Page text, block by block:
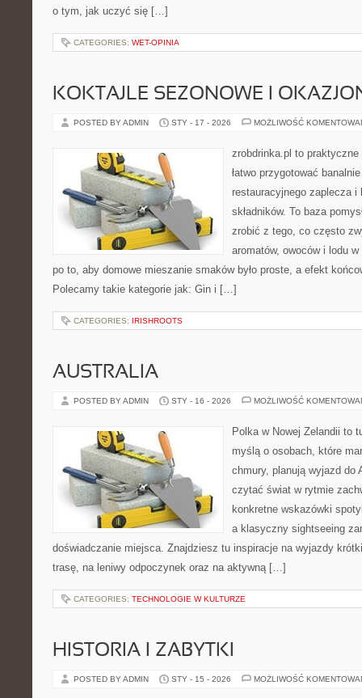
o tym, jak uczyć się […]
CATEGORIES: WET-OPINIA
KOKTAJLE SEZONOWE I
POSTED BY ADMIN STY - 17 - 2026 MOŻLIWOŚĆ
zrobdrinka.pl to
łatwo przygotować
restauracyjnego zaplecza
składników. To baza
zrobić z tego, co często
aromatów, owoców i lodu
po to, aby domowe mieszanie smaków było proste, a efekt
Polecamy takie kategorie jak: Gin i […]
CATEGORIES: IRISHROOTS
AUSTRALIA
POSTED BY ADMIN STY - 16 - 2026 MOŻLIWOŚĆ
Polka w Nowej Zelandii to
myślą o osobach, które
chmury, planują wyjazd do
czytać świat w rytmie
konkretne wskazówki
a klasyczny sightseeing
doświadczanie miejsca. Znajdziesz tu inspiracje na wyjazdy
trasę, na leniwy odpoczynek oraz na aktywną […]
CATEGORIES: TECHNOLOGIE W KULTURZE
HISTORIA I ZABYTKI
POSTED BY ADMIN STY - 15 - 2026 MOŻLIWOŚĆ